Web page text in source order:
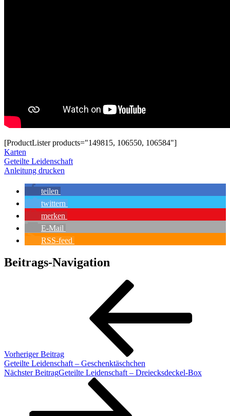
[ProductLister products="149815, 106550, 106584"]
Karten
Geteilte Leidenschaft
Anleitung drucken
teilen
twittern
merken
E-Mail
RSS-feed
Beitrags-Navigation
Vorheriger Beitrag
Geteilte Leidenschaft – Geschenktäschchen
Nächster BeitragGeteilte Leidenschaft – Dreiecksdeckel-Box